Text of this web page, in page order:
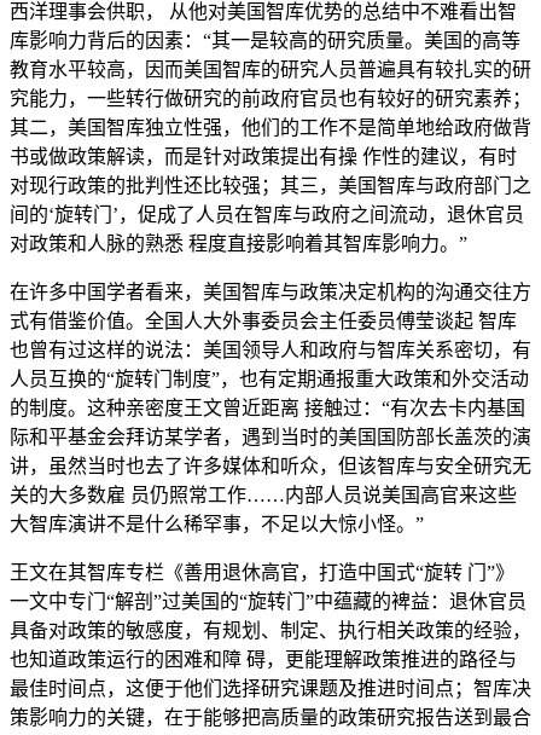
西洋理事会供职， 从他对美国智库优势的总结中不难看出智
库影响力背后的因素：“其一是较高的研究质量。美国的高等
教育水平较高，因而美国智库的研究人员普遍具有较扎实的研
究能力，一些转行做研究的前政府官员也有较好的研究素养；
其二，美国智库独立性强，他们的工作不是简单地给政府做背
书或做政策解读，而是针对政策提出有操 作性的建议，有时
对现行政策的批判性还比较强；其三，美国智库与政府部门之
间的‘旋转门’，促成了人员在智库与政府之间流动，退休官员
对政策和人脉的熟悉 程度直接影响着其智库影响力。”
在许多中国学者看来，美国智库与政策决定机构的沟通交往方
式有借鉴价值。全国人大外事委员会主任委员傅莹谈起 智库
也曾有过这样的说法：美国领导人和政府与智库关系密切，有
人员互换的“旋转门制度”，也有定期通报重大政策和外交活动
的制度。这种亲密度王文曾近距离 接触过：“有次去卡内基国
际和平基金会拜访某学者，遇到当时的美国国防部长盖茨的演
讲，虽然当时也去了许多媒体和听众，但该智库与安全研究无
关的大多数雇 员仍照常工作……内部人员说美国高官来这些
大智库演讲不是什么稀罕事，不足以大惊小怪。”
王文在其智库专栏《善用退休高官，打造中国式“旋转 门”》
一文中专门“解剖”过美国的“旋转门”中蕴藏的裨益：退休官员
具备对政策的敏感度，有规划、制定、执行相关政策的经验，
也知道政策运行的困难和障 碍，更能理解政策推进的路径与
最佳时间点，这便于他们选择研究课题及推进时间点；智库决
策影响力的关键，在于能够把高质量的政策研究报告送到最合